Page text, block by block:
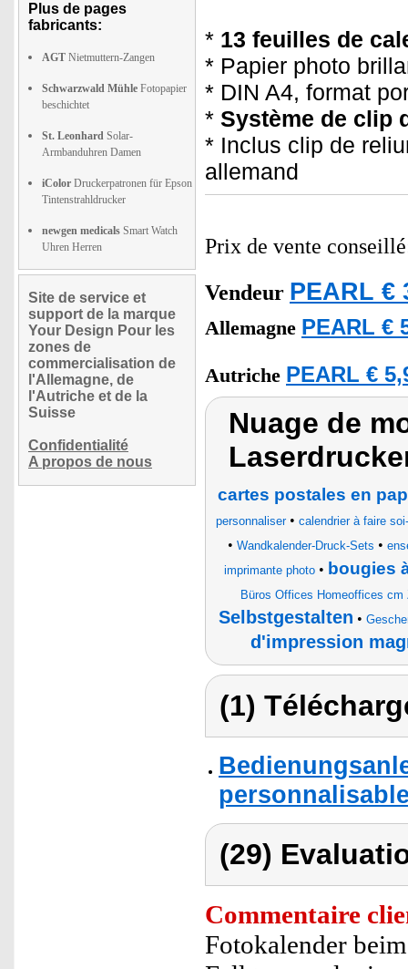
Plus de pages
fabricants:
AGT Nietmuttern-Zangen
Schwarzwald Mühle Fotopapier
beschichtet
St. Leonhard Solar-
Armbanduhren Damen
iColor Druckerpatronen für Epson
Tintenstrahldrucker
newgen medicals Smart Watch
Uhren Herren
Site de service et
support de la marque
Your Design Pour les
zones de
commercialisation de
l'Allemagne, de
l'Autriche et de la
Suisse
Confidentialité
A propos de nous
* 13 feuilles de
* Papier photo
* DIN A4, format
* Système de clip
* Inclus clip de
allemand
Prix de vente
Vendeur PEARL €
Allemagne PEARL €
Autriche PEARL €
Nuage de
cartes postales en
personnaliser• calendrier à faire
• Wandkalender-Druck-Sets •
imprimante photo • bougies
Büros Offices Homeoffices
Selbstgestalten •
d'impression
(1)
(29)
Commentaire
Fotokalender